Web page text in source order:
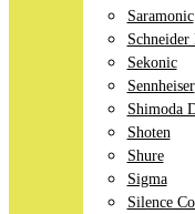
Saramonic
Sekonic
Sennheiser
Shimoda
Shoten
Shure
Sigma
Silence